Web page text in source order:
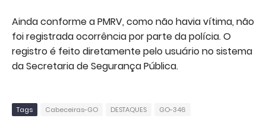
Ainda conforme a PMRV, como não havia vítima, não
foi registrada ocorrência por parte da polícia. O
registro é feito diretamente pelo usuário no sistema
da Secretaria de Segurança Pública.
Tags Cabeceiras-GO DESTAQUES GO-346